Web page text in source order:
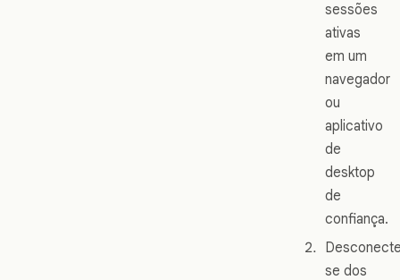
sessões
ativas
em um
navegador
ou
aplicativo
de
desktop
de
confiança.
se dos